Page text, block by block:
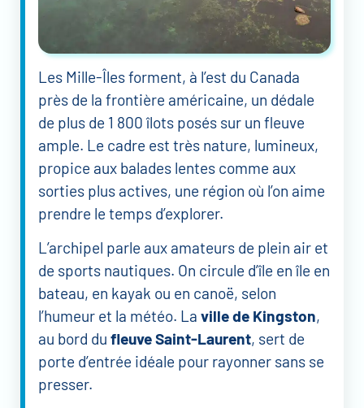
Les Mille-Îles forment, à l’est du Canada
près de la frontière américaine, un dédale
de plus de 1 800 îlots posés sur un fleuve
ample. Le cadre est très nature, lumineux,
propice aux balades lentes comme aux
sorties plus actives, une région où l’on aime
prendre le temps d’explorer.
L’archipel parle aux amateurs de plein air et
de sports nautiques. On circule d’île en île en
bateau, en kayak ou en canoë, selon
l’humeur et la météo. La ville de Kingston,
au bord du fleuve Saint-Laurent, sert de
porte d’entrée idéale pour rayonner sans se
presser.